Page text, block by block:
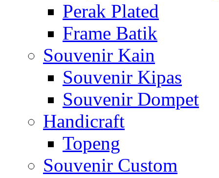
Perak Plated
Frame Batik
Souvenir Kain
Souvenir Kipas
Souvenir Dompet
Handicraft
Topeng
Souvenir Custom